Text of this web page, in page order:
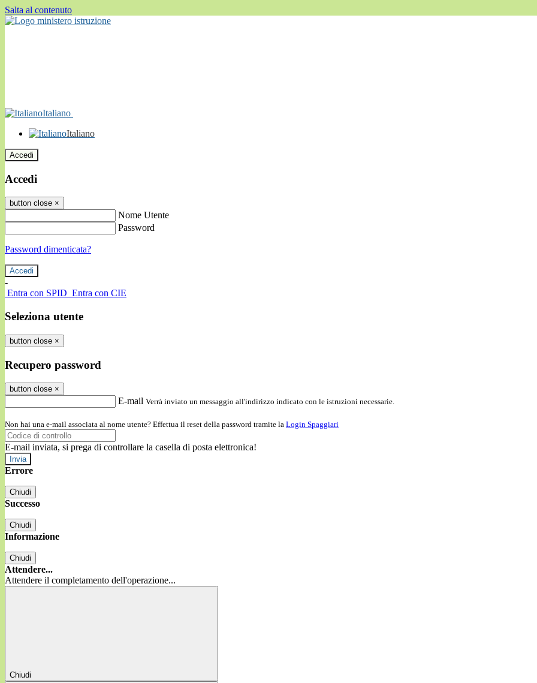
Salta al contenuto
Italiano
Italiano
Accedi
Accedi
button close ×
Nome Utente
Password
Password dimenticata?
-
Entra con SPID Entra con CIE
Seleziona utente
button close ×
Recupero password
button close ×
E-mail Verrà inviato un messaggio all'indirizzo indicato con le istruzioni necessarie.
Non hai una e-mail associata al nome utente? Effettua il reset della password tramite la Login Spaggiari
E-mail inviata, si prega di controllare la casella di posta elettronica!
Errore
Chiudi
Successo
Chiudi
Informazione
Chiudi
Attendere...
Attendere il completamento dell'operazione...
Chiudi